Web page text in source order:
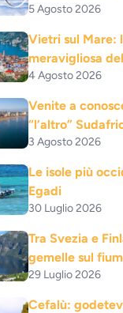
5 Agosto 2026
Vietri sul Mare:
meravigliosa
4 Agosto 2026
Venite a
“l’altro”
3 Agosto 2026
Le isole più
Egadi
30 Luglio 2026
Tra Svezia e
gemelle sul
29 Luglio 2026
Cefalù: